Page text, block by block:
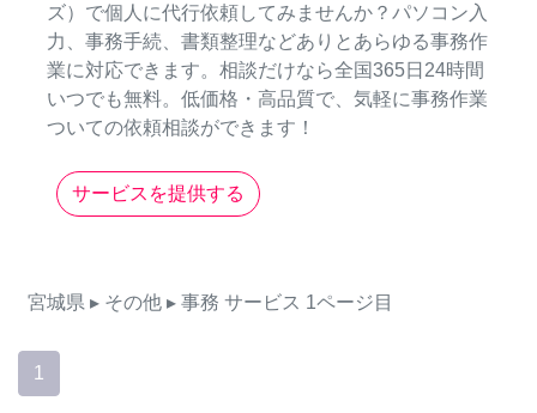
ズ）で個人に代行依頼してみませんか？パソコン入
力、事務手続、書類整理などありとあらゆる事務作
業に対応できます。相談だけなら全国365日24時間
いつでも無料。低価格・高品質で、気軽に事務作業
ついての依頼相談ができます！
サービスを提供する
宮城県 ▸ その他 ▸ 事務 サービス 1ページ目
1